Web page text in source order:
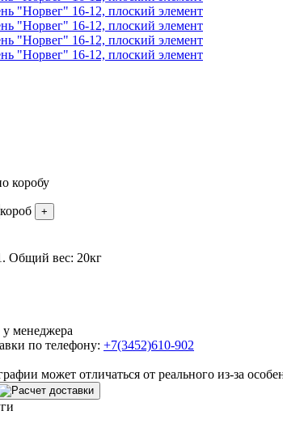
коробу
короб +
. Общий вес: 20кг
менеджера
по телефону: +7(3452)610-902
может отличаться от реального из-за